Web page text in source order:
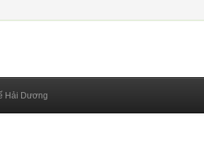
Hải Dương